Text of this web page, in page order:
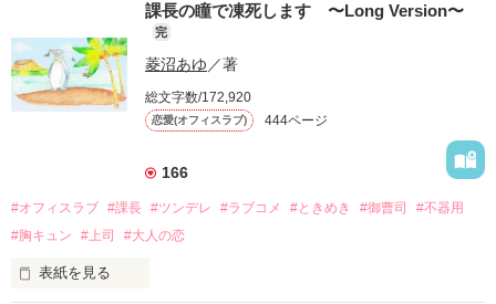
課長の瞳で凍死します 〜Long Version〜
完
菱沼あゆ／著
総文字数/172,920
恋愛(オフィスラブ) 444ページ
166
#オフィスラブ #課長 #ツンデレ #ラブコメ #ときめき #御曹司
#不器用
#胸キュン
#上司 #大人の恋
表紙を見る